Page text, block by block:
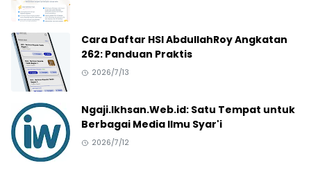
Cara Daftar HSI AbdullahRoy Angkatan
262: Panduan Praktis
2026/7/13
Ngaji.Ikhsan.Web.id: Satu Tempat untuk
Berbagai Media Ilmu Syar'i
2026/7/12